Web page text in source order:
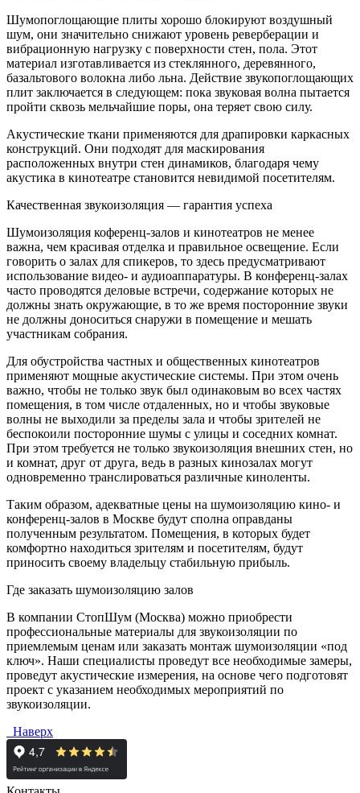
Шумопоглощающие плиты хорошо блокируют воздушный
шум, они значительно снижают уровень реверберации и
вибрационную нагрузку с поверхности стен, пола. Этот
материал изготавливается из стеклянного, деревянного,
базальтового волокна либо льна. Действие звукопоглощающих
плит заключается в следующем: пока звуковая волна пытается
пройти сквозь мельчайшие поры, она теряет свою силу.
Акустические ткани применяются для драпировки каркасных
конструкций. Они подходят для маскирования
расположенных внутри стен динамиков, благодаря чему
акустика в кинотеатре становится невидимой посетителям.
Качественная звукоизоляция — гарантия успеха
Шумоизоляция коференц-залов и кинотеатров не менее
важна, чем красивая отделка и правильное освещение. Если
говорить о залах для спикеров, то здесь предусматривают
использование видео- и аудиоаппаратуры. В конференц-залах
часто проводятся деловые встречи, содержание которых не
должны знать окружающие, в то же время посторонние звуки
не должны доноситься снаружи в помещение и мешать
участникам собрания.
Для обустройства частных и общественных кинотеатров
применяют мощные акустические системы. При этом очень
важно, чтобы не только звук был одинаковым во всех частях
помещения, в том числе отдаленных, но и чтобы звуковые
волны не выходили за пределы зала и чтобы зрителей не
беспокоили посторонние шумы с улицы и соседних комнат.
При этом требуется не только звукоизоляция внешних стен, но
и комнат, друг от друга, ведь в разных кинозалах могут
одновременно транслироваться различные киноленты.
Таким образом, адекватные цены на шумоизоляцию кино- и
конференц-залов в Москве будут сполна оправданы
полученным результатом. Помещения, в которых будет
комфортно находиться зрителям и посетителям, будут
приносить своему владельцу стабильную прибыль.
Где заказать шумоизоляцию залов
В компании СтопШум (Москва) можно приобрести
профессиональные материалы для звукоизоляции по
приемлемым ценам или заказать монтаж шумоизоляции «под
ключ». Наши специалисты проведут все необходимые замеры,
проведут акустические измерения, на основе чего подготовят
проект с указанием необходимых мероприятий по
звукоизоляции.
Наверх